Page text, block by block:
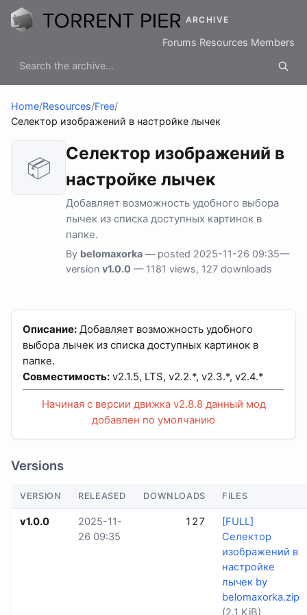
ARCHIVE
Forums Resources Members
Home/Resources/Free/
Селектор изображений в настройке лычек
📦
Селектор изображений в
настройке лычек
Добавляет возможность удобного выбора
лычек из списка доступных картинок в
папке.
By belomaxorka — posted 2025-11-26 09:35—
version v1.0.0 — 1181 views, 127 downloads
Описание: Добавляет возможность удобного
выбора лычек из списка доступных картинок в
папке.
Совместимость: v2.1.5, LTS, v2.2.*, v2.3.*, v2.4.*
Начиная с версии движка v2.8.8 данный мод
добавлен по умолчанию
Versions
VERSION RELEASED DOWNLOADS FILES
v1.0.0
2025-11-
26 09:35
127
[FULL]
Селектор
изображений в
настройке
лычек by
belomaxorka.zip
(2.1 KiB)